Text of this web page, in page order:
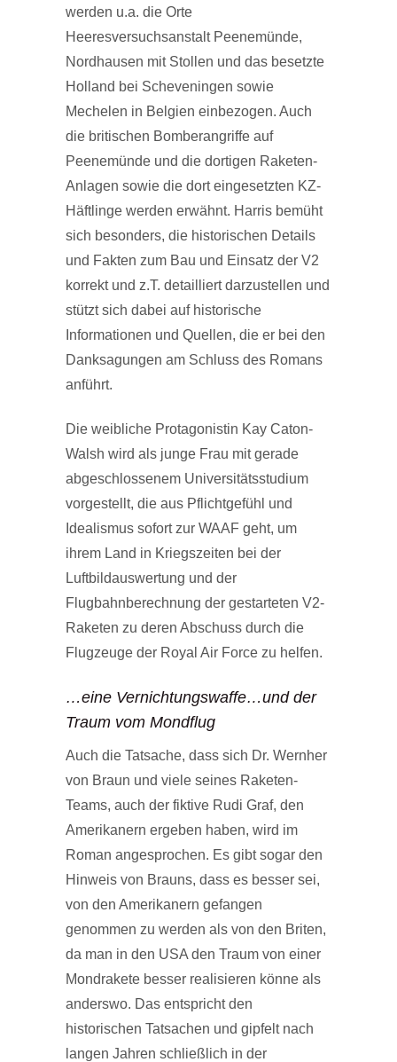
werden u.a. die Orte
Heeresversuchsanstalt Peenemünde,
Nordhausen mit Stollen und das besetzte
Holland bei Scheveningen sowie
Mechelen in Belgien einbezogen. Auch
die britischen Bomberangriffe auf
Peenemünde und die dortigen Raketen-
Anlagen sowie die dort eingesetzten KZ-
Häftlinge werden erwähnt. Harris bemüht
sich besonders, die historischen Details
und Fakten zum Bau und Einsatz der V2
korrekt und z.T. detailliert darzustellen und
stützt sich dabei auf historische
Informationen und Quellen, die er bei den
Danksagungen am Schluss des Romans
anführt.
Die weibliche Protagonistin Kay Caton-
Walsh wird als junge Frau mit gerade
abgeschlossenem Universitätsstudium
vorgestellt, die aus Pflichtgefühl und
Idealismus sofort zur WAAF geht, um
ihrem Land in Kriegszeiten bei der
Luftbildauswertung und der
Flugbahnberechnung der gestarteten V2-
Raketen zu deren Abschuss durch die
Flugzeuge der Royal Air Force zu helfen.
…eine Vernichtungswaffe…und der
Traum vom Mondflug
Auch die Tatsache, dass sich Dr. Wernher
von Braun und viele seines Raketen-
Teams, auch der fiktive Rudi Graf, den
Amerikanern ergeben haben, wird im
Roman angesprochen. Es gibt sogar den
Hinweis von Brauns, dass es besser sei,
von den Amerikanern gefangen
genommen zu werden als von den Briten,
da man in den USA den Traum von einer
Mondrakete besser realisieren könne als
anderswo. Das entspricht den
historischen Tatsachen und gipfelt nach
langen Jahren schließlich in der